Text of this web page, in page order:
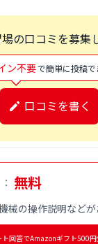
の口コミを募集
ン不要で簡単に投稿
口コミを書く
： 無料
械の操作説明などが
回答でAmazonギフト500円